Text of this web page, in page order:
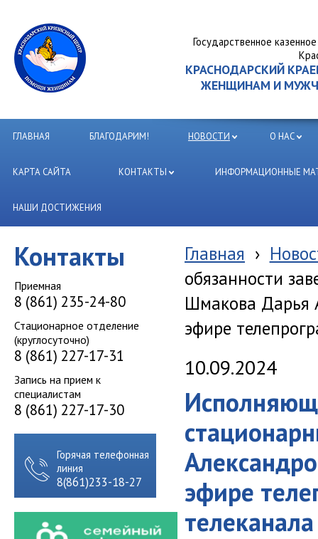
Государственное
КРАСНОДАРСКИЙ
ЖЕНЩИНАМ И
ГЛАВНАЯ БЛАГОДАРИМ! НОВОСТИ О НАС
КАРТА САЙТА КОНТАКТЫ ИНФОРМАЦИОННЫЕ
НАШИ ДОСТИЖЕНИЯ
Контакты
Приемная
8 (861) 235-24-80
Стационарное отделение
(круглосуточно)
8 (861) 227-17-31
Запись на прием к
специалистам
8 (861) 227-17-30
Горячая телефонная
линия
8(861)233-18-27
Главная ›
обязанности
Шмакова Дарья
эфире
10.09.2024
эфире